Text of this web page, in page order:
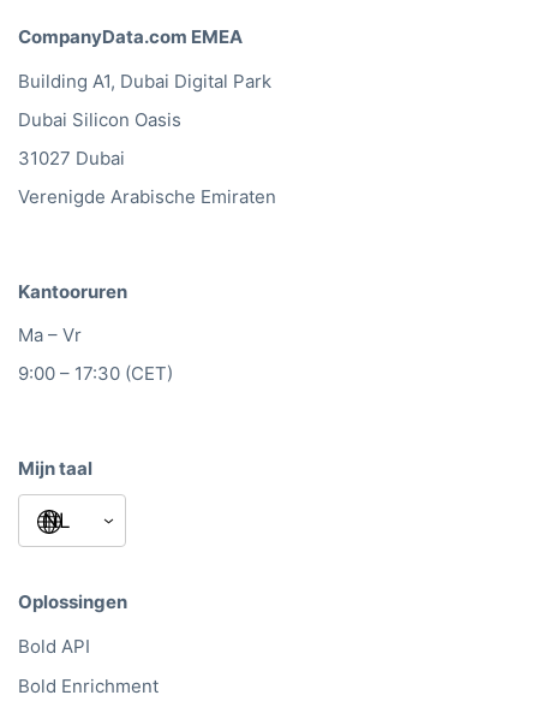
CompanyData.com EMEA
Building A1, Dubai Digital Park
Dubai Silicon Oasis
31027 Dubai
Verenigde Arabische Emiraten
Kantooruren
Ma – Vr
9:00 – 17:30 (CET)
Mijn taal
Oplossingen
Bold API
Bold Enrichment